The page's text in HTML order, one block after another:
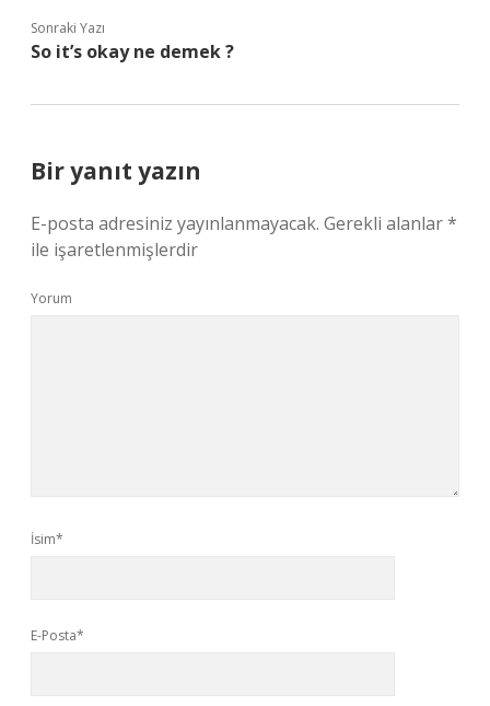
Sonraki Yazı
So it’s okay ne demek ?
Bir yanıt yazın
E-posta adresiniz yayınlanmayacak. Gerekli alanlar*
ile işaretlenmişlerdir
Yorum
İsim*
E-Posta*